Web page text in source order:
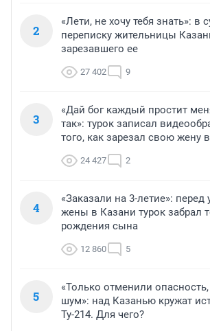
2
«Лети, не хочу тебя знать»: в
переписку жительницы
зарезавшего ее
27 402 9
3
«Дай бог каждый простит
так»: турок записал
того, как зарезал свою жену
24 427 2
4
«Заказали на 3-летие»: перед
жены в Казани турок забрал
рождения сына
12 860 5
5
«Только отменили опасность,
шум»: над Казанью кружат
Ту-214. Для чего?